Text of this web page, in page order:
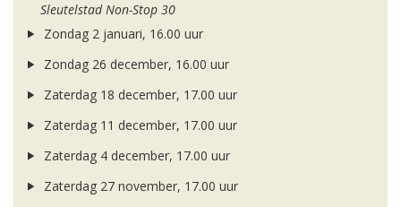
Sleutelstad Non-Stop 30
Zondag 2 januari, 16.00 uur
Zondag 26 december, 16.00 uur
Zaterdag 18 december, 17.00 uur
Zaterdag 11 december, 17.00 uur
Zaterdag 4 december, 17.00 uur
Zaterdag 27 november, 17.00 uur